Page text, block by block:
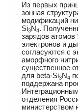
Из первых
зонная
модификаций
Si3N 4.
зарядов
электронов и
согласуются с
аморфного
существенное
для beta-Si3N 4
поддержана
отделения
министерством